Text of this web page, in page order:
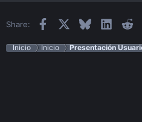
Share: Facebook BlueskyLinkedIn
Inicio Inicio Presentación